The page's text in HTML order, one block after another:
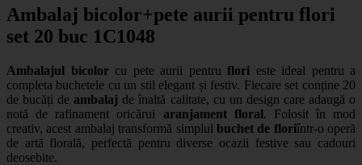
Ambalaj bicolor+pete aurii pentru flori
set 20 buc 1C1048
Ambalajul bicolorcu pete aurii pentru flori este ideal pentru a
completa buchetele cu un stil elegant și festiv. Fiecare set conține 20
de bucăți de ambalaj de înaltă calitate, cu un design care adaugă o
notă de rafinament oricărui aranjament floral. Folosit în mod
creativ, acest ambalaj transformă simplul buchet de floriîntr-o operă
de artă florală, perfectă pentru diverse ocazii festive sau cadouri
deosebite.